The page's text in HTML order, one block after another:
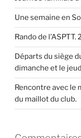
Une semaine en
Rando de
Départs du siège
dimanche et le
Rencontre avec le
du maillot du club.